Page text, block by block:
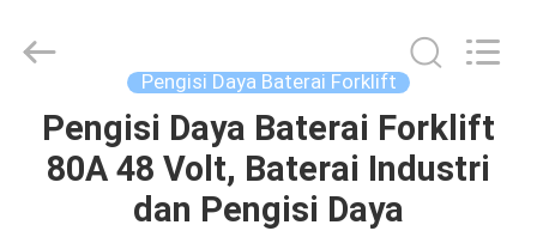
RUMAH
AUTOPARTS
CO.,LIMITED.
Pengisi Daya Baterai Forklift
Pengisi Daya Baterai Forklift
80A 48 Volt, Baterai Industri
dan Pengisi Daya